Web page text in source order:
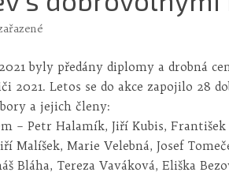
byly předány diplomy a drobná
2021. Letos se do akce zapojilo 28
a jejich členy:
– Petr Halamík, Jiří Kubis,
Malíšek, Marie Velebná, Josef
Bláha, Tereza Vaváková, Eliška